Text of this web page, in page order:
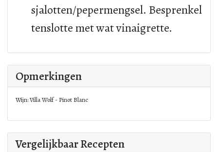
sjalotten/pepermengsel. Besprenkel
tenslotte met wat vinaigrette.
Opmerkingen
Wijn: Villa Wolf - Pinot Blanc
Vergelijkbaar Recepten